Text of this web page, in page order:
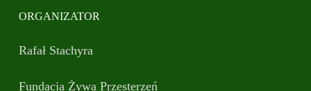
ORGANIZATOR
Rafał Stachyra
Fundacja Żywa Przesterzeń